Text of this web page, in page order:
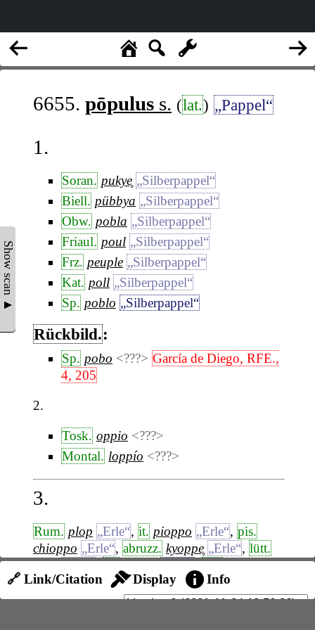
Show scan ▲
6655. pōpulus s. (lat.) „Pappel“
1.
Soran. pukye̥ „Silberpappel“
Biell. pübbya „Silberpappel“
Obw. pobla „Silberpappel“
Friaul. poul „Silberpappel“
Frz. peuple „Silberpappel“
Kat. poll „Silberpappel“
Sp. poblo „Silberpappel“
Rückbild.:
Sp. pobo <???> García de Diego, RFE.,
4, 205
2.
Tosk. oppio <???>
Montal. loppío <???>
3.
Rum. plop „Erle“, it. pioppo „Erle“, pis.
chioppo „Erle“, abruzz. kyoppe̥ „Erle“, lütt.
plop „Erle“,sp. chopo „Erle“,kat. clop;
Sopeir. copl̆e Spitzer, 154; Pg. choupo
Bologn. fyopa; reggkalabr.Aggyoku
🔗 Link/Citation Display Info